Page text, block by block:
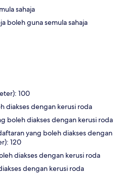
sahaja
boleh guna semula sahaja
100
diakses dengan kerusi roda
boleh diakses dengan kerusi roda
yang boleh diakses dengan
120
diakses dengan kerusi roda
dengan kerusi roda